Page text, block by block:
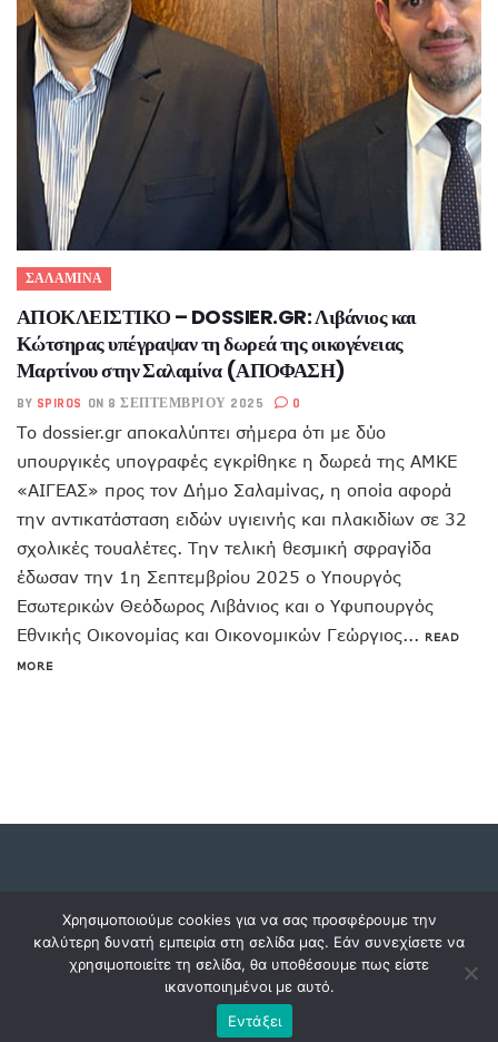
ΣΑΛΑΜΙΝΑ
ΑΠΟΚΛΕΙΣΤΙΚΟ – DOSSIER.GR: Λιβάνιος και
Κώτσηρας υπέγραψαν τη δωρεά της οικογένειας
Μαρτίνου στην Σαλαμίνα (ΑΠΟΦΑΣΗ)
BY SPIROS ON 8 ΣΕΠΤΕΜΒΡΊΟΥ 2025 0
Το dossier.gr αποκαλύπτει σήμερα ότι με δύο
υπουργικές υπογραφές εγκρίθηκε η δωρεά της ΑΜΚΕ
«ΑΙΓΕΑΣ» προς τον Δήμο Σαλαμίνας, η οποία αφορά
την αντικατάσταση ειδών υγιεινής και πλακιδίων σε 32
σχολικές τουαλέτες. Την τελική θεσμική σφραγίδα
έδωσαν την 1η Σεπτεμβρίου 2025 ο Υπουργός
Εσωτερικών Θεόδωρος Λιβάνιος και ο Υφυπουργός
Εθνικής Οικονομίας και Οικονομικών Γεώργιος... READ
MORE
Copyright © 2023 dossiers.gr. All rights reserved.
Χρησιμοποιούμε cookies για να σας προσφέρουμε την
καλύτερη δυνατή εμπειρία στη σελίδα μας. Εάν συνεχίσετε να
χρησιμοποιείτε τη σελίδα, θα υποθέσουμε πως είστε
ικανοποιημένοι με αυτό.
Εντάξει